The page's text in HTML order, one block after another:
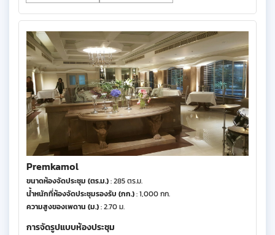
Premkamol
ขนาดห้องจัดประชุม (ตร.ม.): 285 ตร.ม.
น้ำหนักที่ห้องจัดประชุมรองรับ (กก.): 1,000 กก.
ความสูงของเพดาน (ม.): 2.70 ม.
การจัดรูปแบบห้องประชุม